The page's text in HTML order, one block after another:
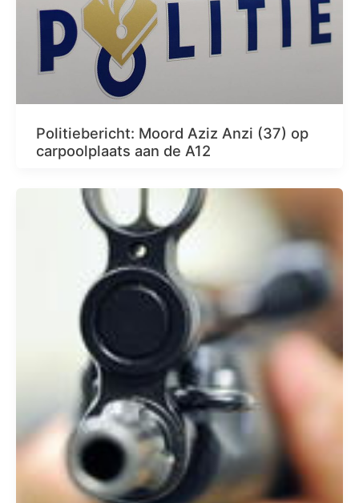
Politiebericht: Moord Aziz Anzi (37) op
carpoolplaats aan de A12